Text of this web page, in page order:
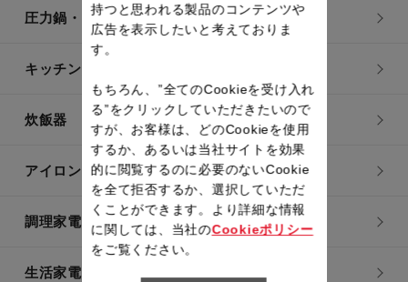
圧力鍋・電気圧力鍋
キッチン用品
炊飯器
アイロン・衣類スチーマー
調理家電
生活家電
持つと思われる製品のコンテンツや
広告を表示したいと考えておりま
す。
もちろん、”全てのCookieを受け入れ
る”をクリックしていただきたいので
すが、お客様は、どのCookieを使用
するか、あるいは当社サイトを効果
的に閲覧するのに必要のないCookie
を全て拒否するか、選択していただ
くことができます。より詳細な情報
に関しては、当社のCookieポリシー
をご覧ください。